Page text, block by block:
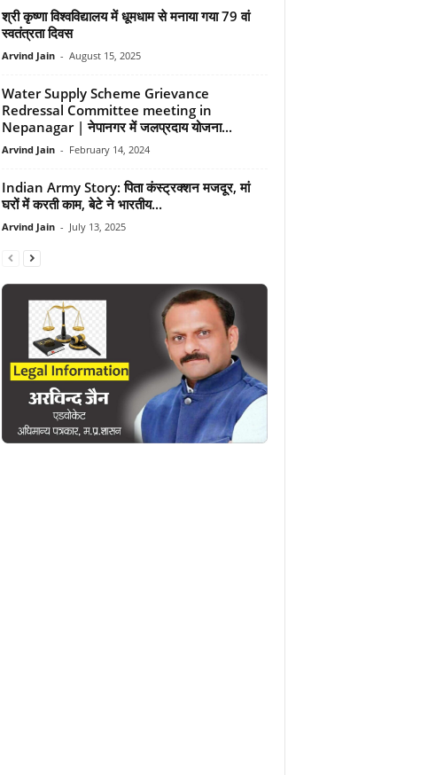
श्री कृष्णा विश्वविद्यालय में धूमधाम से मनाया गया 79 वां
स्वतंत्रता दिवस
Arvind Jain - August 15, 2025
Water Supply Scheme Grievance
Redressal Committee meeting in
Nepanagar | नेपानगर में जलप्रदाय योजना...
Arvind Jain - February 14, 2024
Indian Army Story: पिता कंस्ट्रक्शन मजदूर, मां
घरों में करती काम, बेटे ने भारतीय...
Arvind Jain - July 13, 2025